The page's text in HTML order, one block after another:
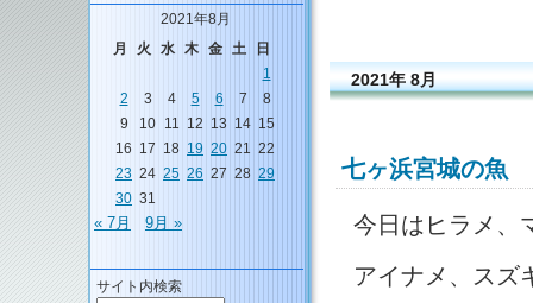
2021年 8月
七ヶ浜宮城の魚
今日はヒラメ、
アイナメ、スズ
2021年8月
月
火 水 木 金 土
日
1
2
3 4 5 6 7
8
9
10 11 12 13 14 15
16 17 18 19 20 21 22
23 24 25 26 27 28 29
30 31
« 7月 9月 »
サイト内検索